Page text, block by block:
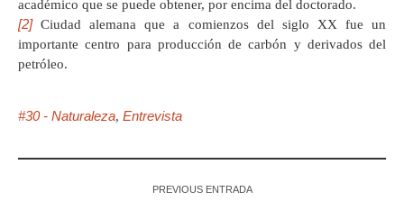
académico que se puede obtener, por encima del doctorado.
[2]Ciudad alemana que a comienzos del siglo XX fue un
importante centro para producción de carbón y derivados del
petróleo.
#30 - Naturaleza, Entrevista
PREVIOUS ENTRADA